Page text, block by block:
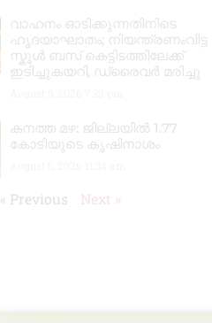
വാഹനം ഓടിക്കുന്നതിനിടെ
ഹൃദയാഘാതം; നിയന്ത്രണംവിട്ട
സ്കൂൾ ബസ് കെട്ടിടത്തിലേക്ക്
ഇടിച്ചുകയറി, ഡ്രൈവർ മരിച്ചു
കനത്ത മഴ: ജില്ലയിൽ 1.77
കോടിയുടെ കൃഷിനാശം
« Previous Next »